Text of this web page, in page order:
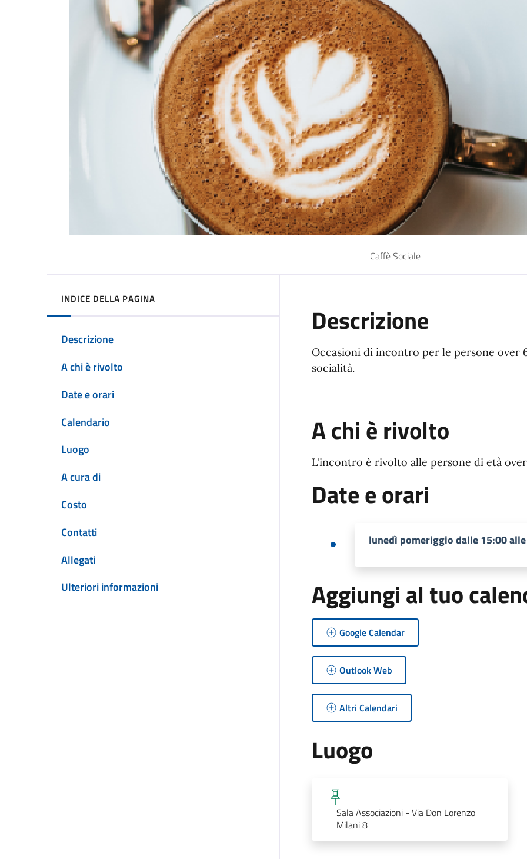
Caffè Sociale
INDICE DELLA PAGINA
Descrizione
A chi è rivolto
Date e orari
Calendario
Luogo
A cura di
Costo
Contatti
Allegati
Ulteriori informazioni
Descrizione
Occasioni di incontro per le persone over
socialità.
A chi è rivolto
L'incontro è rivolto alle persone di età
Date e orari
lunedì pomeriggio dalle 15:00
Aggiungi al tuo
Google Calendar
Outlook Web
Altri Calendari
Luogo
Sala Associazioni - Via Don Lorenzo
Milani 8